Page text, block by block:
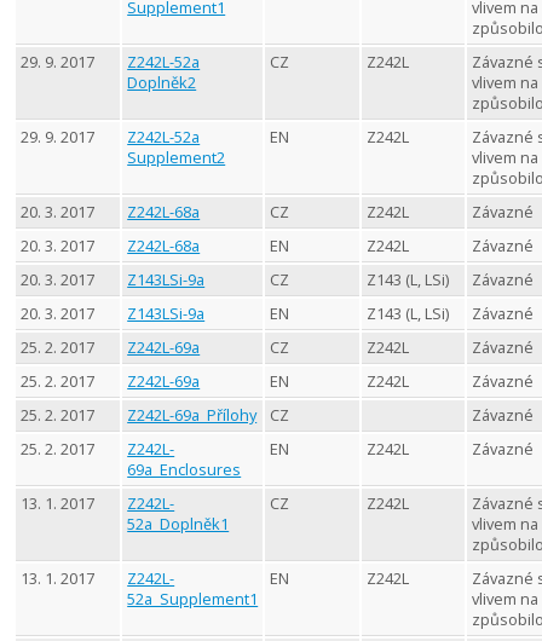
Supplement1
vlivem na
29. 9. 2017
Z242L-52a
Doplněk2
CZ Z242L
Závazné
vlivem na
29. 9. 2017
Z242L-52a
Supplement2
EN Z242L
Závazné
vlivem na
20. 3. 2017
Z242L-68a CZ Z242L
Závazné
20. 3. 2017
Z242L-68a EN Z242L
Závazné
20. 3. 2017
Z143LSi-9a CZ Z143 (L, LSi)
Závazné
20. 3. 2017
Z143LSi-9a EN Z143 (L, LSi)
Závazné
25. 2. 2017
Z242L-69a CZ Z242L
Závazné
25. 2. 2017
Z242L-69a EN Z242L
Závazné
25. 2. 2017
Z242L-69a_Přílohy CZ
Závazné
25. 2. 2017
Z242L-
69a_Enclosures
EN Z242L Závazné
13. 1. 2017
Z242L-
52a_Doplněk1
CZ Z242L
Závazné
vlivem na
13. 1. 2017
Z242L-
52a_Supplement1
EN Z242L
Závazné
vlivem na